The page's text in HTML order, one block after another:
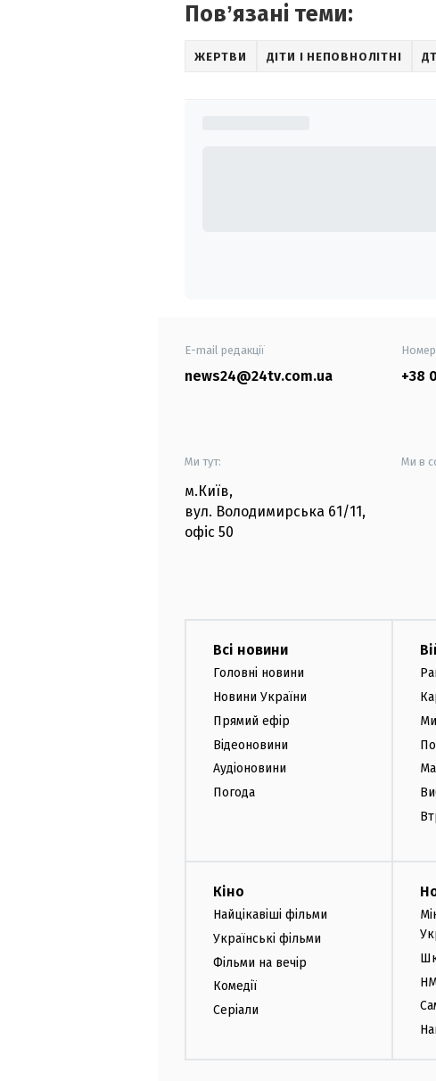
Повʼязані теми:
ЖЕРТВИ ДІТИ І НЕПОВНОЛІТНІ
E-mail редакції
news24@24tv.com.ua +38
Ми тут:
м.Київ,
вул. Володимирська 61/11,
офіс 50
Ми в
Всі новини
Головні новини
Новини України
Прямий ефір
Відеоновини
Аудіоновини
Погода
Кіно
Найцікавіші фільми
Українські фільми
Фільми на вечір
Комедії
Серіали